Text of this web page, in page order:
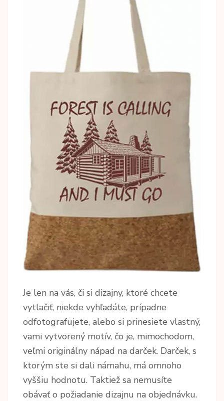
Je len na vás, či si dizajny, ktoré chcete
vytlačiť, niekde vyhľadáte, prípadne
odfotografujete, alebo si prinesiete vlastný,
vami vytvorený motív, čo je, mimochodom,
veľmi originálny nápad na darček. Darček, s
ktorým ste si dali námahu, má omnoho
vyššiu hodnotu. Taktiež sa nemusíte
obávať o požiadanie dizajnu na objednávku.